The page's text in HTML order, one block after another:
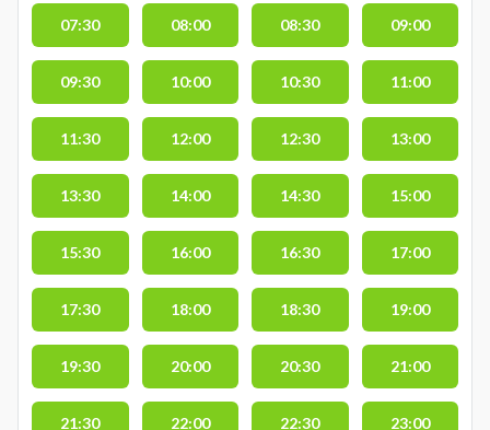
07:30 08:00 08:30 09:00
09:30 10:00 10:30 11:00
11:30 12:00 12:30 13:00
13:30 14:00 14:30 15:00
15:30 16:00 16:30 17:00
17:30 18:00 18:30 19:00
19:30 20:00 20:30 21:00
21:30 22:00 22:30 23:00